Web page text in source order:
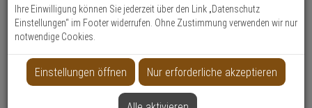
Suche
normkonformes und hochzuverlässiges System zur frühzeitigen
Detektion von Brandgefahren. Durch die Kombination aus
thermischer Analyse und intelligenter Auswertung werden
Brandereignis ausbreiten kann. Damit eignet sich die Lösung
besonders für sicherheitskritische Infrastrukturen mit hohen
EN54-zertifizierte Technologie
Ihre Einwilligung können Sie jederzeit über den Link „Datenschutz
Einstellungen“ im Footer widerrufen. Ohne Zustimmung verwenden wir nur
notwendige Cookies.
Einstellungen öffnen Nur erforderliche akzeptieren